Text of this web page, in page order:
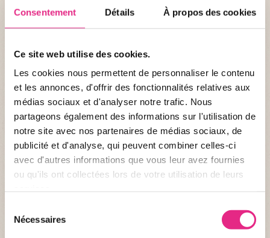
Consentement Détails À propos des cookies
Ce site web utilise des cookies.
Les cookies nous permettent de personnaliser le contenu
et les annonces, d'offrir des fonctionnalités relatives aux
médias sociaux et d'analyser notre trafic. Nous
partageons également des informations sur l'utilisation de
notre site avec nos partenaires de médias sociaux, de
publicité et d'analyse, qui peuvent combiner celles-ci
avec d'autres informations que vous leur avez fournies
ou qu'ils ont collectées lors de votre utilisation de leurs
Nécessaires